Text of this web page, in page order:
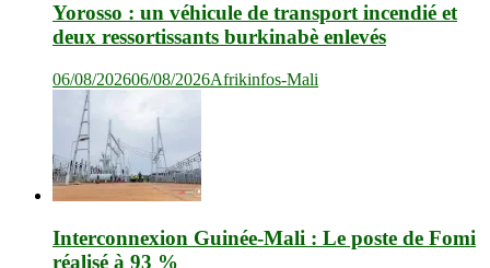
Yorosso : un véhicule de transport incendié et
deux ressortissants burkinabè enlevés
06/08/202606/08/2026Afrikinfos-Mali
Interconnexion Guinée-Mali : Le poste de Fomi
réalisé à 93 %